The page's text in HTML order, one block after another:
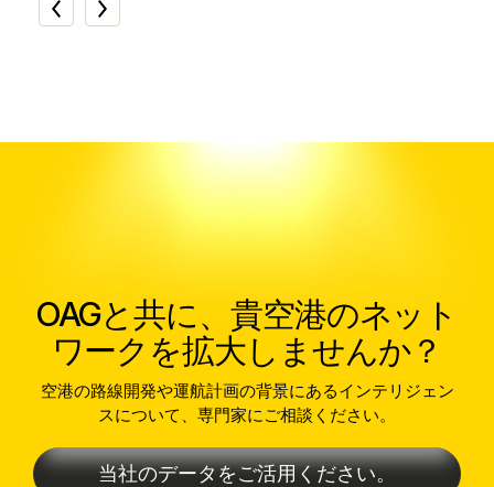
OAGと共に、貴空港のネット
ワークを拡大しませんか？
空港の路線開発や運航計画の背景にあるインテリジェン
スについて、専門家にご相談ください。
当社のデータをご活用ください。